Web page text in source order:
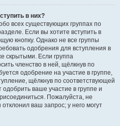
в них?
всех существующих группах по
Если вы хотите вступить в
кнопку. Однако не все группы
одобрения для вступления в
скрытыми. Если группа
членство в ней, щёлкнув по
одобрение на участие в группе,
щёлкнув по соответствующей
ваше участие в группе и
Пожалуйста, не
ваш запрос; у него могут